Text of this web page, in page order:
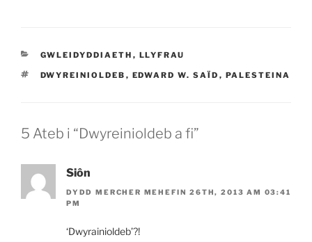
CATEGORÏAU
GWLEIDYDDIAETH , LLYFRAU
TAGIAU
DWYREINIOLDEB , EDWARD W. SAÏD , PALESTEINA
5 Ateb i “Dwyreinioldeb a fi”
Siôn
DYDD MERCHER MEHEFIN 26TH, 2013 AM 03:41
PM
‘Dwyrainioldeb’?!